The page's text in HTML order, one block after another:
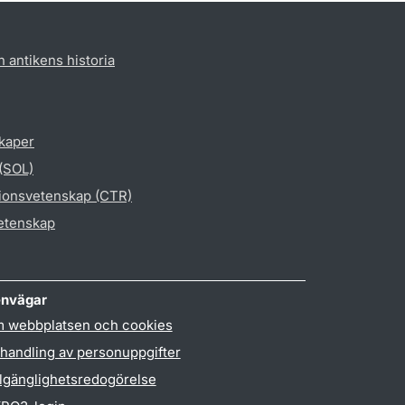
antikens historia
(CTR)
webbplatsen och cookies
av personuppgifter